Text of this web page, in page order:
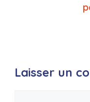
Laisser un